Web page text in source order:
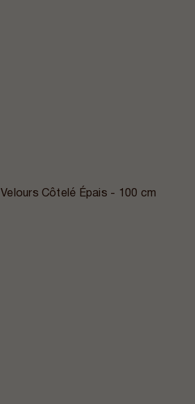
Côtelé Épais - 100 cm